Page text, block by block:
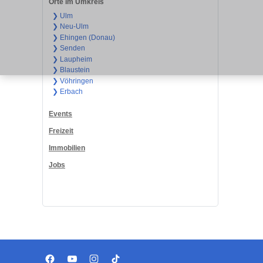
❯ Ulm
❯ Neu-Ulm
❯ Ehingen (Donau)
❯ Senden
❯ Laupheim
❯ Blaustein
❯ Vöhringen
❯ Erbach
Events
Freizeit
Immobilien
Jobs